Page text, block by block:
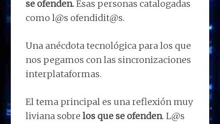
se ofenden.Esas personas catalogadas
como l@s ofendidit@s.
Una anécdota tecnológica para los que
nos pegamos con las sincronizaciones
interplataformas.
El tema principal es una reflexión muy
liviana sobrelos que se ofenden. L@s